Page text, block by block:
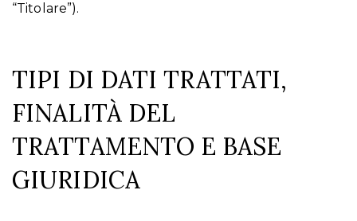
“Titolare”).
TIPI DI DATI TRATTATI,
FINALITÀ DEL
TRATTAMENTO E BASE
GIURIDICA